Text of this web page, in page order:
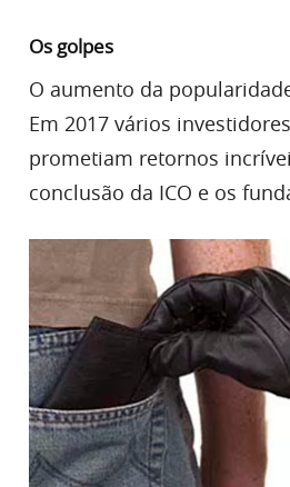
Os golpes
O aumento da
Em 2017 vários
prometiam retornos
conclusão da ICO e os